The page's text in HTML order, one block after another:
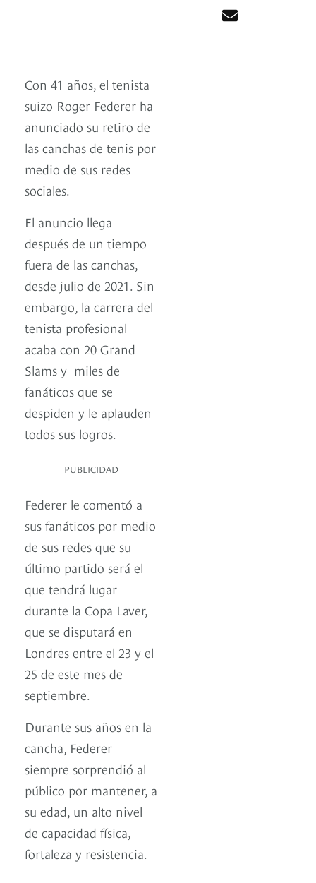
Con 41 años, el tenista
suizo Roger Federer ha
anunciado su retiro de
las canchas de tenis por
medio de sus redes
sociales.
El anuncio llega
después de un tiempo
fuera de las canchas,
desde julio de 2021. Sin
embargo, la carrera del
tenista profesional
acaba con 20 Grand
Slams y miles de
fanáticos que se
despiden y le aplauden
todos sus logros.
PUBLICIDAD
Federer le comentó a
sus fanáticos por medio
de sus redes que su
último partido será el
que tendrá lugar
durante la Copa Laver,
que se disputará en
Londres entre el 23 y el
25 de este mes de
septiembre.
Durante sus años en la
cancha, Federer
siempre sorprendió al
público por mantener, a
su edad, un alto nivel
de capacidad física,
fortaleza y resistencia.